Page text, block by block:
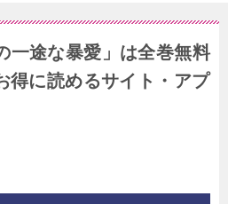
一途な暴愛」は全巻無料
得に読めるサイト・アプ